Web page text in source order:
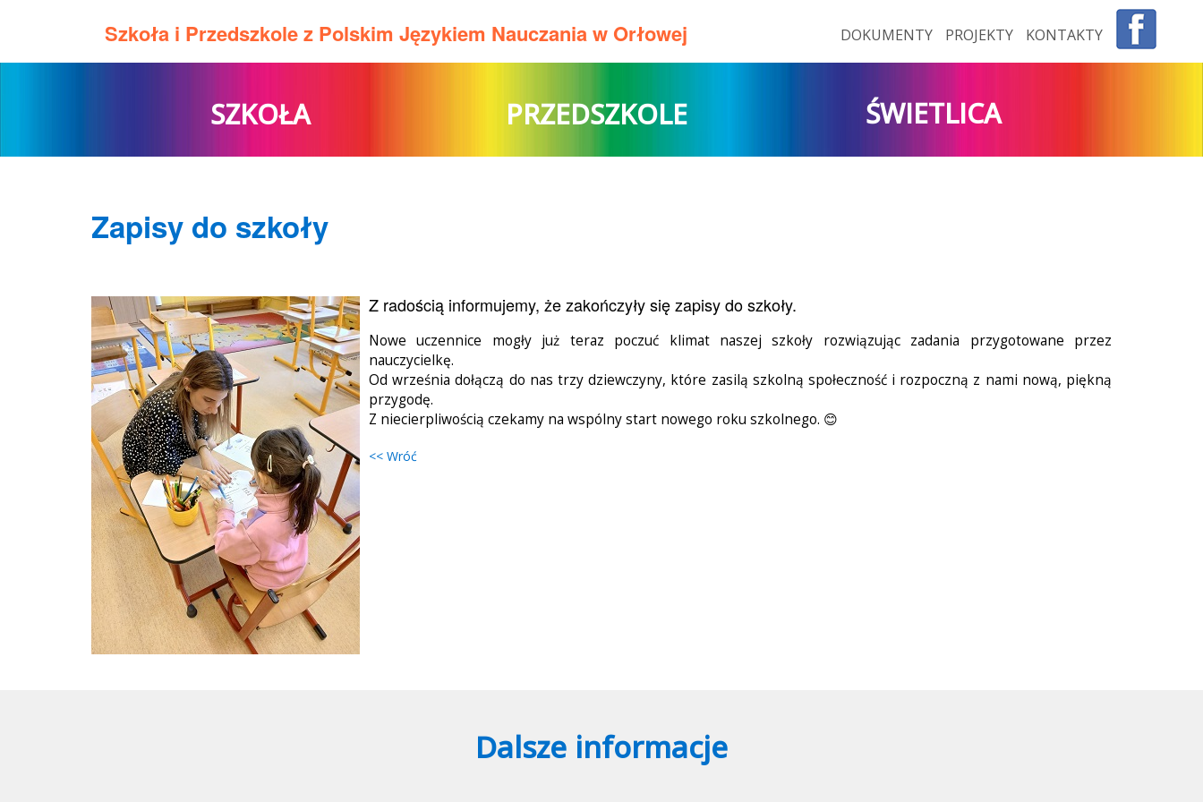
Szkoła i Przedszkole z Polskim Językiem Nauczania w Orłowej DOKUMENTY PROJEKTY KONTAKTY
SZKOŁA PRZEDSZKOLE ŚWIETLICA
Zapisy do szkoły
Z radością informujemy, że zakończyły się zapisy do szkoły.
Nowe uczennice mogły już teraz poczuć klimat naszej szkoły rozwiązując zadania przygotowane przez
nauczycielkę.
Od września dołączą do nas trzy dziewczyny, które zasilą szkolną społeczność i rozpoczną z nami nową, piękną
przygodę.
Z niecierpliwością czekamy na wspólny start nowego roku szkolnego. 😊
<< Wróć
Dalsze informacje